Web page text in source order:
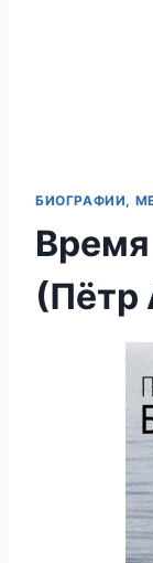
БИОГРАФИИ,
Время
(Пётр